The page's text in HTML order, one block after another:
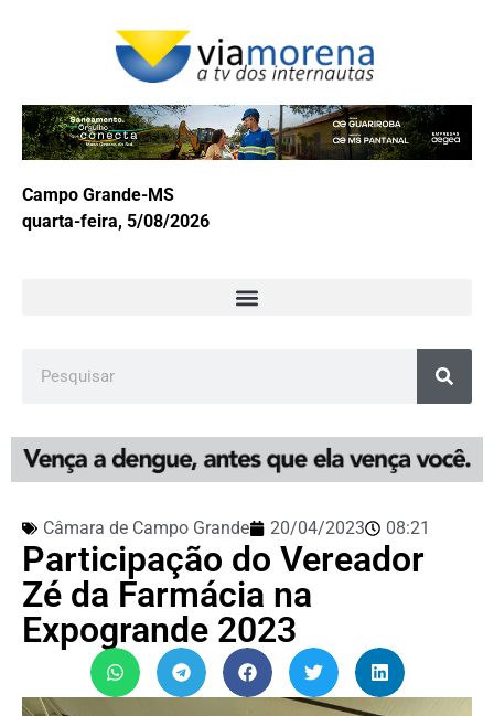
Campo Grande-MS
quarta-feira, 5/08/2026
Câmara de Campo Grande 20/04/2023 08:21
Participação do Vereador
Zé da Farmácia na
Expogrande 2023